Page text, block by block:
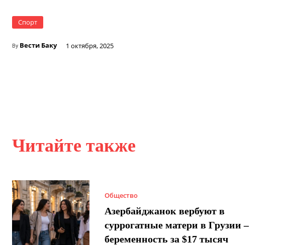
Спорт
By Вести Баку 1 октября, 2025
Читайте также
Общество
Азербайджанок вербуют в
суррогатные матери в Грузии –
беременность за $17 тысяч